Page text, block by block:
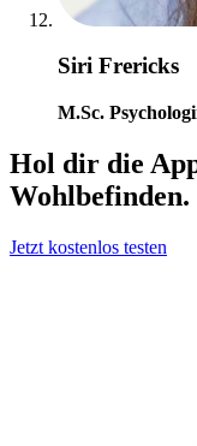
Siri Frericks
M.Sc.
Hol dir die
Wohlbefinden.
Jetzt kostenlos testen